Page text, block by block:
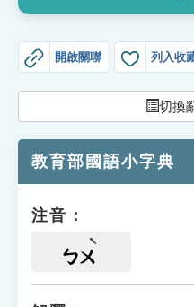
教學應用
貓頭鷹博士
開啟關聯 列入收
切換
教育部國語小字典
注音：
ㄅㄨ